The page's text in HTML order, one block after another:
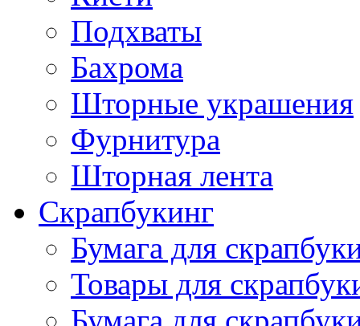
Подхваты
Бахрома
Шторные украшения
Фурнитура
Шторная лента
Скрапбукинг
Бумага для
Товары для